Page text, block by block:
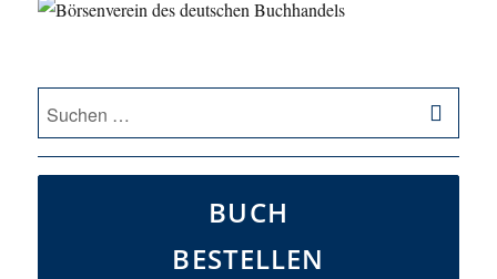
Suche
nach:
BUCH
BESTELLEN